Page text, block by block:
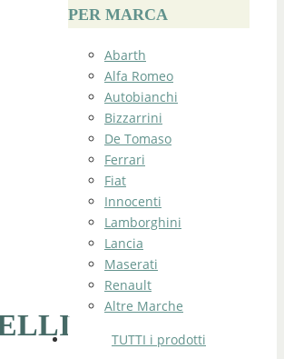
PER MARCA
Abarth
Alfa Romeo
Autobianchi
Bizzarrini
De Tomaso
Ferrari
Fiat
Innocenti
Lamborghini
Lancia
Maserati
Renault
Altre Marche
TUTTI i prodotti